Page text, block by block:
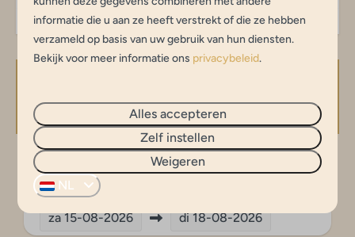
Beschikbaarheid en prijs
2 gasten
za 15-08-2026 di 18-08-2026
informatie die u aan ze heeft verstrekt of die ze hebben
verzameld op basis van uw gebruik van hun diensten.
Bekijk voor meer informatie ons privacybeleid.
Alles accepteren
Zelf instellen
Weigeren
NL